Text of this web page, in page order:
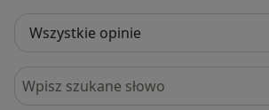
Szukaj w opiniach